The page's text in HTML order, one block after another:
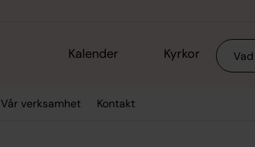
Kalender Kyrkor Sök
Vår verksamhet Kontakt